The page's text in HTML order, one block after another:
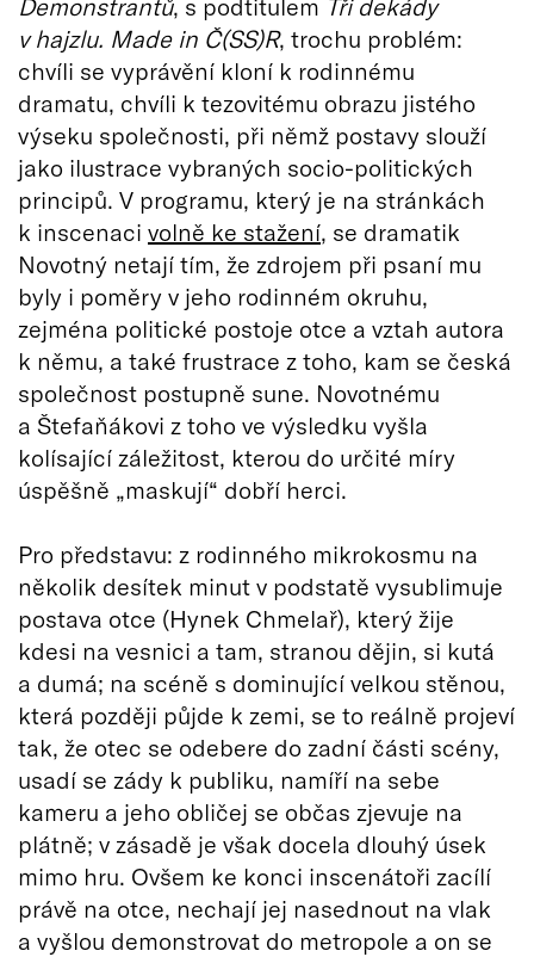
Demonstrantů, s podtitulem Tři dekády
v hajzlu. Made in Č(SS)R, trochu problém:
chvíli se vyprávění kloní k rodinnému
dramatu, chvíli k tezovitému obrazu jistého
výseku společnosti, při němž postavy slouží
jako ilustrace vybraných socio-politických
principů. V programu, který je na stránkách
k inscenaci volně ke stažení, se dramatik
Novotný netají tím, že zdrojem při psaní mu
byly i poměry v jeho rodinném okruhu,
zejména politické postoje otce a vztah autora
k němu, a také frustrace z toho, kam se česká
společnost postupně sune. Novotnému
a Štefaňákovi z toho ve výsledku vyšla
kolísající záležitost, kterou do určité míry
úspěšně „maskují“ dobří herci.
Pro představu: z rodinného mikrokosmu na
několik desítek minut v podstatě vysublimuje
postava otce (Hynek Chmelař), který žije
kdesi na vesnici a tam, stranou dějin, si kutá
a dumá; na scéně s dominující velkou stěnou,
která později půjde k zemi, se to reálně projeví
tak, že otec se odebere do zadní části scény,
usadí se zády k publiku, namíří na sebe
kameru a jeho obličej se občas zjevuje na
plátně; v zásadě je však docela dlouhý úsek
mimo hru. Ovšem ke konci inscenátoři zacílí
právě na otce, nechají jej nasednout na vlak
a vyšlou demonstrovat do metropole a on se